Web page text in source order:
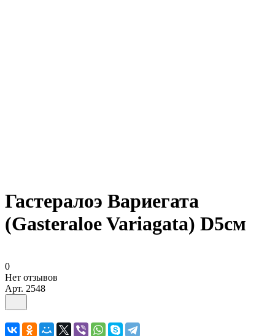
Гастералоэ Вариегата
(Gasteraloe Variagata) D5см
0
Нет отзывов
Арт. 2548